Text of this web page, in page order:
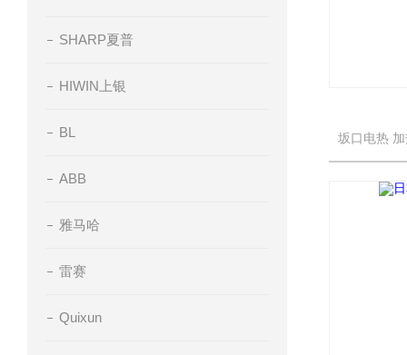
SHARP夏普
HIWIN上银
BL
ABB
雅马哈
雷赛
Quixun